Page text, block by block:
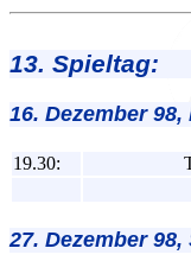
13. Spieltag:
16. Dezember 98,
19.30:
27. Dezember 98,